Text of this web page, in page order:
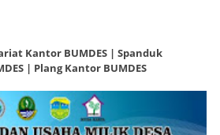
Kantor BUMDES | Spanduk
| Plang Kantor BUMDES